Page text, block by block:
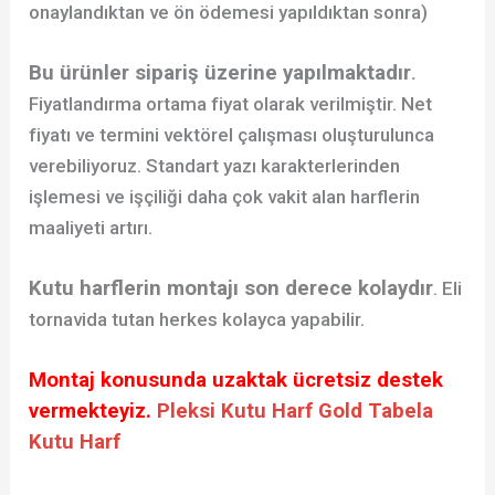
onaylandıktan ve ön ödemesi yapıldıktan sonra)
Bu ürünler sipariş üzerine yapılmaktadır.
Fiyatlandırma ortama fiyat olarak verilmiştir. Net
fiyatı ve termini vektörel çalışması oluşturulunca
verebiliyoruz. Standart yazı karakterlerinden
işlemesi ve işçiliği daha çok vakit alan harflerin
maaliyeti artırı.
Kutu harflerin montajı son derece kolaydır. Eli
tornavida tutan herkes kolayca yapabilir.
Montaj konusunda uzaktak ücretsiz destek
vermekteyiz. Pleksi Kutu Harf Gold Tabela
Kutu Harf